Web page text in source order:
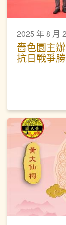
2025 年 8 月
嗇色園主
抗日戰爭